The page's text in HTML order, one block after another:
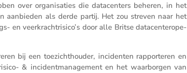
over organi­sa­ties die datacen­ters beheren, in het
aanbieden als derde partij. Het zou streven naar het
en veerkrachtrisico’s door alle Britse datacen­ter­o­pe­
bij een toezicht­houder, incidenten rappor­teren en
& incident­ma­na­ge­ment en het waarborgen van